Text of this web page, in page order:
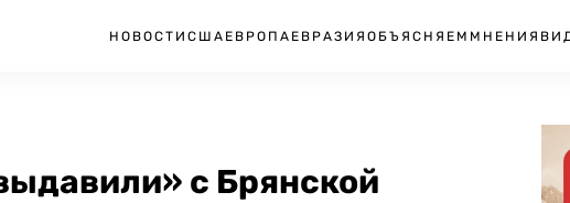
НОВОСТИ США ЕВРОПА ЕВРАЗИЯ ОБЪЯСНЯЕМ МНЕНИЯ
с Брянской